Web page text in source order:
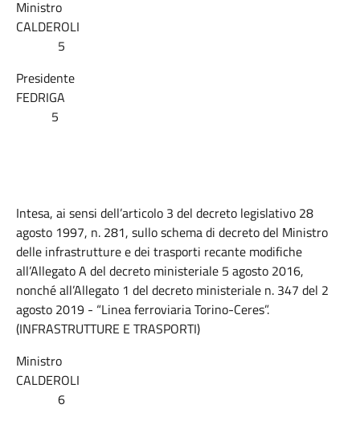
Ministro
CALDEROLI
5
Presidente
FEDRIGA
5
Intesa, ai sensi dell’articolo 3 del decreto legislativo 28
agosto 1997, n. 281, sullo schema di decreto del Ministro
delle infrastrutture e dei trasporti recante modifiche
all’Allegato A del decreto ministeriale 5 agosto 2016,
nonché all’Allegato 1 del decreto ministeriale n. 347 del 2
agosto 2019 - “Linea ferroviaria Torino-Ceres”.
(INFRASTRUTTURE E TRASPORTI)
Ministro
CALDEROLI
6